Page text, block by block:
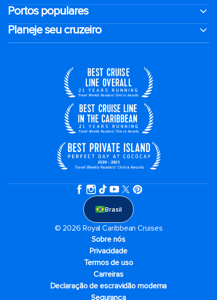
Portos populares
Planeje seu cruzeiro
Brasil
© 2026 Royal Caribbean Cruises
Sobre nós
Privacidade
Termos de uso
Carreiras
Declaração de escravidão moderna
Segurança